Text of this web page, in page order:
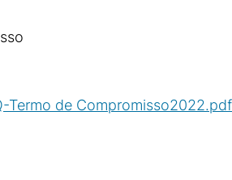
Termo de Compromisso2022.pdf